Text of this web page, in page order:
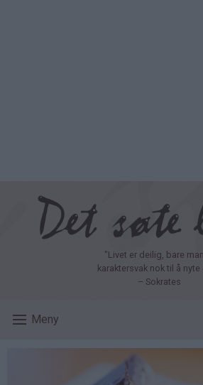
"Livet er deilig, bare
karaktersvak nok til å nyte
– Sokrates
Meny